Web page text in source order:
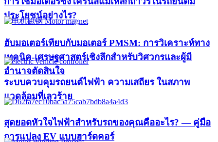
ประโยชน์อย่างไร?
ฮับมอเตอร์เทียบกับมอเตอร์ PMSM: การวิเคราะห์ทาง
เทคนิค-เศรษฐศาสตร์เชิงลึกสำหรับวิศวกรและผู้มี
อำนาจตัดสินใจ
ระบบควบคุมรถยนต์ไฟฟ้า ความเสถียร ในสภาพ
แวดล้อมที่เลวร้าย
สุดยอดหัวใจไฟฟ้าสำหรับรถของคุณคืออะไร? — คู่มือ
การแปลง EV แบบฮาร์ดคอร์